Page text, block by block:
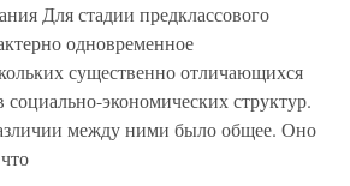
Для стадии предклассового
одновременное
существенно отличающихся
социально-экономических структур.
между ними было общее. Оно